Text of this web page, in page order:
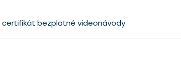
certifikát bezplatné videonávody